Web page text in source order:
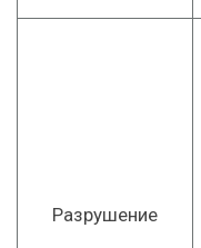
Разрушение